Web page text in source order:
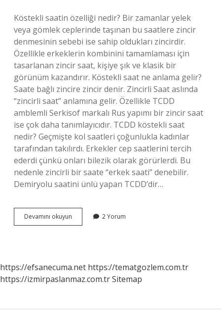
Köstekli saatin özelliği nedir? Bir zamanlar yelek
veya gömlek ceplerinde taşınan bu saatlere zincir
denmesinin sebebi ise sahip oldukları zincirdir.
Özellikle erkeklerin kombinini tamamlaması için
tasarlanan zincir saat, kişiye şık ve klasik bir
görünüm kazandırır. Köstekli saat ne anlama gelir?
Saate bağlı zincire zincir denir. Zincirli Saat aslında
“zincirli saat” anlamına gelir. Özellikle TCDD
amblemli Serkisof markalı Rus yapımı bir zincir saat
ise çok daha tanımlayıcıdır. TCDD köstekli saat
nedir? Geçmişte kol saatleri çoğunlukla kadınlar
tarafından takılırdı. Erkekler cep saatlerini tercih
ederdi çünkü onları bilezik olarak görürlerdi. Bu
nedenle zincirli bir saate “erkek saati” denebilir.
Demiryolu saatini ünlü yapan TCDD’dir…
Devamını okuyun
Saat
2 Yorum
https://efsanecuma.net https://tematgozlem.com.tr
https://izmirpaslanmaz.com.trSitemap